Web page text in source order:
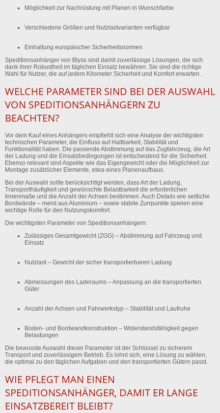
Möglichkeit zur Nachrüstung mit Planen in Wunschfarbe
Verschiedene Größen und Nutzlastvarianten verfügbar
Einhaltung europäischer Sicherheitsnormen
Speditionsanhänger von Blyss sind damit zuverlässige Lösungen, die sich
dank ihrer Robustheit im täglichen Einsatz bewähren. Sie sind die richtige
Wahl für Nutzer, die auf jedem Kilometer Sicherheit und Komfort erwarten.
WELCHE PARAMETER SIND BEI DER AUSWAHL
VON SPEDITIONSANHÄNGERN ZU
BEACHTEN?
Vor dem Kauf eines Anhängers empfiehlt sich eine Analyse der wichtigsten
technischen Parameter, die Einfluss auf Haltbarkeit, Stabilität und
Funktionalität haben. Die passende Abstimmung auf das Zugfahrzeug, die Art
der Ladung und die Einsatzbedingungen ist entscheidend für die Sicherheit.
Ebenso relevant sind Aspekte wie das Eigengewicht oder die Möglichkeit zur
Montage zusätzlicher Elemente, etwa eines Planenaufbaus.
Bei der Auswahl sollte berücksichtigt werden, dass Art der Ladung,
Transporthäufigkeit und gewünschte Belastbarkeit die erforderlichen
Innenmaße und die Anzahl der Achsen bestimmen. Auch Details wie seitliche
Bordwände – meist aus Aluminium – sowie stabile Zurrpunkte spielen eine
wichtige Rolle für den Nutzungskomfort.
Die wichtigsten Parameter von Speditionsanhängern:
Zulässiges Gesamtgewicht (ZGG) – Abstimmung auf Fahrzeug und
Einsatz
Nutzlast– Gewicht der sicher transportierbaren Ladung
Abmessungen des Laderaums – Anpassung an die transportierten
Güter
Anzahl der Achsen und Fahrwerkstyp – Stabilität und Laufruhe
Boden- und Bordwandkonstruktion – Widerstandsfähigkeit gegen
Belastungen
Die bewusste Auswahl dieser Parameter ist der Schlüssel zu sicherem
Transport und zuverlässigem Betrieb. Es lohnt sich, eine Lösung zu wählen,
die optimal zu den täglichen Aufgaben und den transportierten Gütern passt.
WIE PFLEGT MAN EINEN
SPEDITIONSANHÄNGER, DAMIT ER LANGE
EINSATZBEREIT BLEIBT?